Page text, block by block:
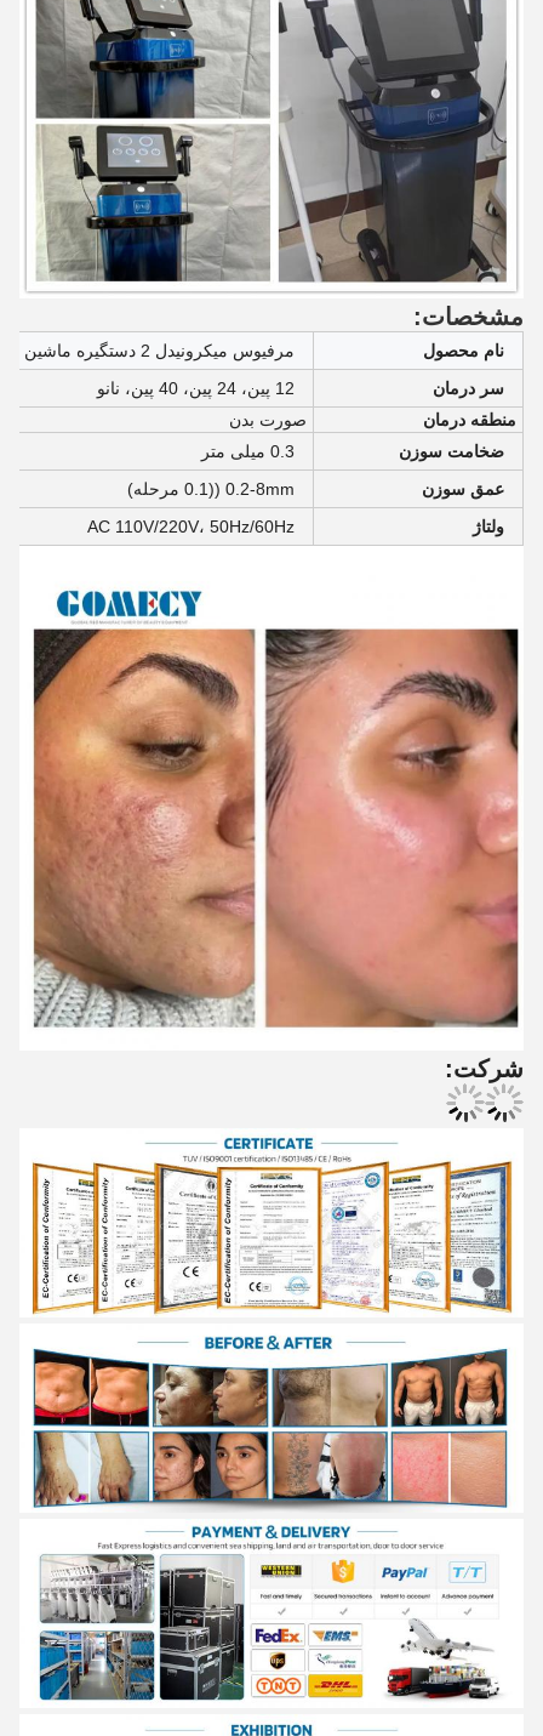
مشخصات:
نام محصول
مرفیوس میکرونیدل 2 دستگیره ماشین پاک کننده چین و چروک
سر درمان
12 پین، 24 پین، 40 پین، نانو
منطقه درمان
صورت بدن
ضخامت سوزن
0.3 میلی متر
عمق سوزن
0.2-8mm ((0.1 مرحله)
ولتاژ
AC 110V/220V، 50Hz/60Hz
شرکت: